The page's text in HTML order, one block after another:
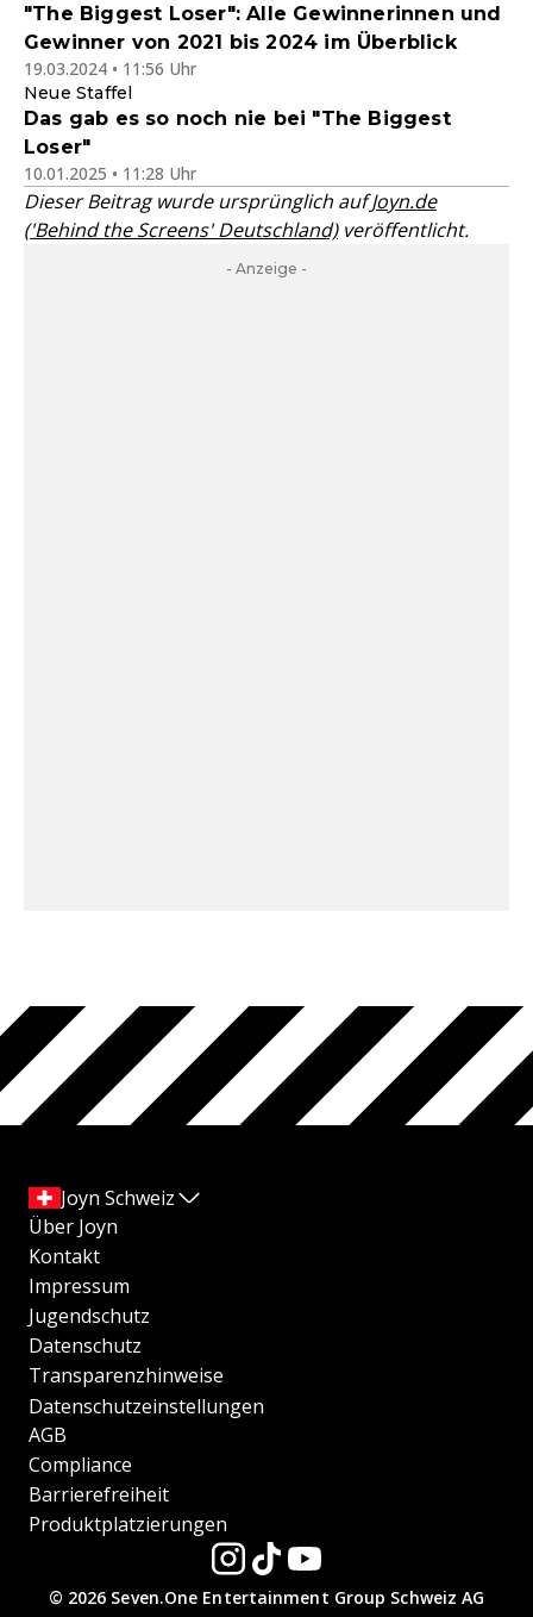
"The Biggest Loser": Alle Gewinnerinnen und
Gewinner von 2021 bis 2024 im Überblick
19.03.2024 • 11:56 Uhr
Neue Staffel
Das gab es so noch nie bei "The Biggest
Loser"
10.01.2025 • 11:28 Uhr
Dieser Beitrag wurde ursprünglich aufJoyn.de
('Behind the Screens' Deutschland)veröffentlicht.
- Anzeige -
Joyn Schweiz
Über Joyn
Kontakt
Impressum
Jugendschutz
Datenschutz
Transparenzhinweise
Datenschutzeinstellungen
AGB
Compliance
Barrierefreiheit
Produktplatzierungen
© 2026 Seven.One Entertainment Group Schweiz AG